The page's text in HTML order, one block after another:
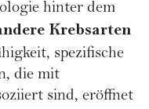
hinter dem
Krebsarten
spezifische
die mit
sind, eröffnet